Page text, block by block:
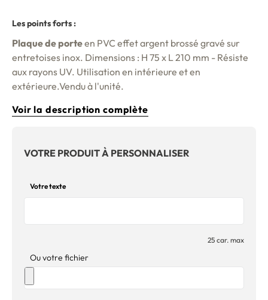
Les points forts :
Plaque de porteen PVC effet argent brossé gravé sur
entretoises inox. Dimensions : H 75 x L 210 mm - Résiste
aux rayons UV. Utilisation en intérieure et en
extérieure.Vendu à l'unité.
Voir la description complète
VOTRE PRODUIT À PERSONNALISER
Votre texte
25 car. max
Ou votre fichier